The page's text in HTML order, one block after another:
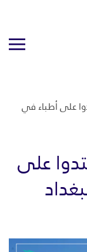
على أطباء في
على